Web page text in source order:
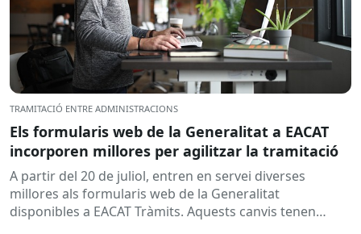
TRAMITACIÓ ENTRE ADMINISTRACIONS
Els formularis web de la Generalitat a EACAT
incorporen millores per agilitzar la tramitació
A partir del 20 de juliol, entren en servei diverses
millores als formularis web de la Generalitat
disponibles a EACAT Tràmits. Aquests canvis tenen